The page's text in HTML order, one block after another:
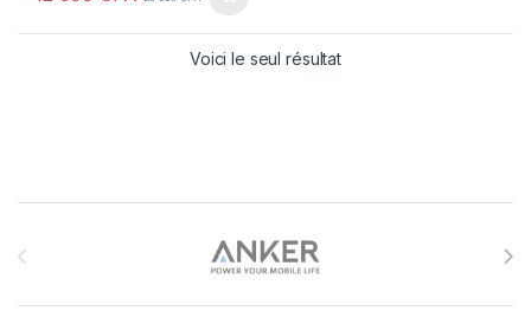
Voici le seul résultat